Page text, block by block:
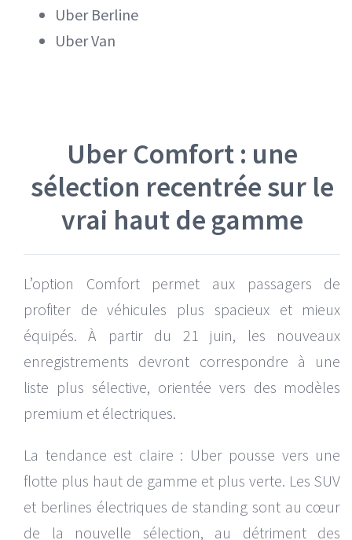
Uber Berline
Uber Van
Uber Comfort : une
sélection recentrée sur le
vrai haut de gamme
L’option Comfort permet aux passagers de
profiter de véhicules plus spacieux et mieux
équipés. À partir du 21 juin, les nouveaux
enregistrements devront correspondre à une
liste plus sélective, orientée vers des modèles
premium et électriques.
La tendance est claire : Uber pousse vers une
flotte plus haut de gamme et plus verte. Les SUV
et berlines électriques de standing sont au cœur
de la nouvelle sélection, au détriment des